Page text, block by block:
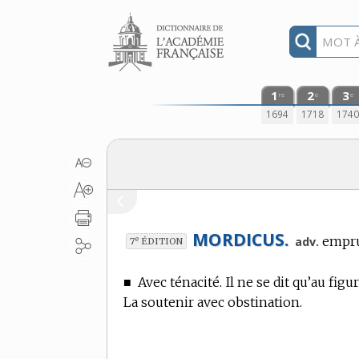
Aller au contenu
1 re
1694
2e
1718
3e
1740
7e ÉDITION MORDICUS. adv.
■ Avec ténacité. Il ne se dit qu’au
La soutenir avec obstination.